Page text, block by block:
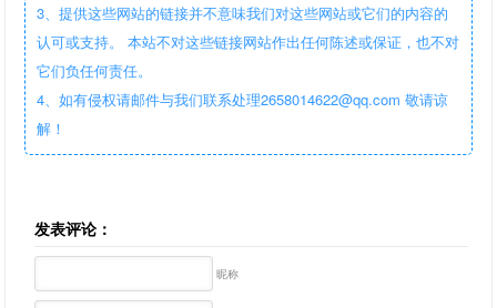
3、提供这些网站的链接并不意味我们对这些网站或它们的内容的
认可或支持。 本站不对这些链接网站作出任何陈述或保证，也不对
它们负任何责任。
4、如有侵权请邮件与我们联系处理2658014622@qq.com 敬请谅
解！
发表评论：
昵称